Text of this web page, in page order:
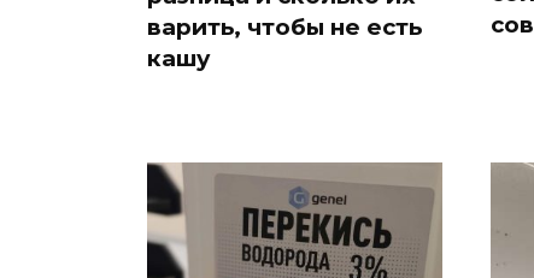
варить, чтобы не есть
кашу